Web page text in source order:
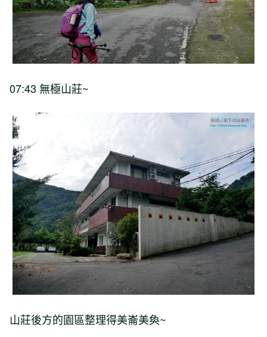
07:43 無極山莊~
山莊後方的園區整理得美崙美奐~